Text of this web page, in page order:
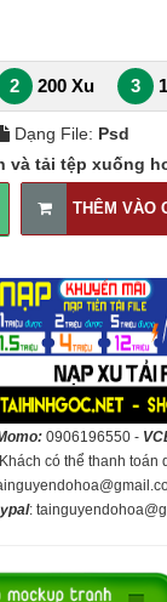
2 200 Xu 3
Dạng File: Psd
và tải tệp xuống
THÊM VÀO
0906196550 -
Khách có thể thanh toán
: